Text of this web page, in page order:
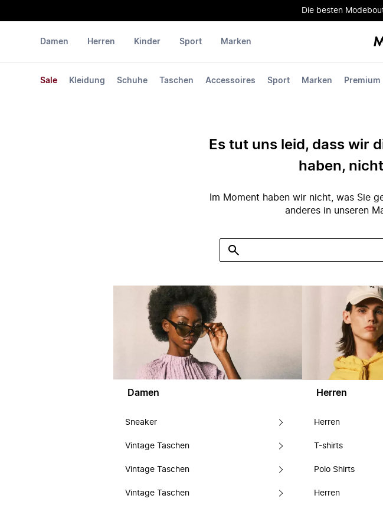
Die besten
Damen
Sale Kleidung Schuhe Taschen Accessoires Sport Marken Premium
Herren Kinder Sport Marken
Es tut uns leid, dass wir
haben,
Im Moment haben wir nicht, was Sie
anderes in unseren
Damen
Sneaker
Vintage Taschen
Vintage Taschen
Vintage Taschen
Herren
Herren
T-shirts
Polo Shirts
Herren